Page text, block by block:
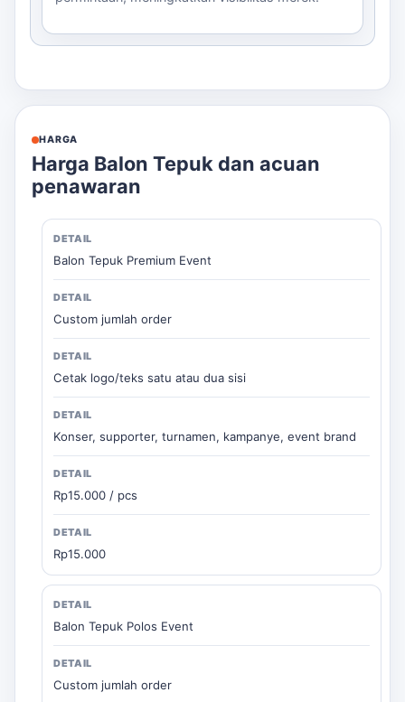
HARGA
Harga Balon Tepuk dan acuan
penawaran
Balon Tepuk Premium Event
Custom jumlah order
Cetak logo/teks satu atau dua sisi
Konser, supporter, turnamen, kampanye, event brand
Rp15.000 / pcs
Rp15.000
Balon Tepuk Polos Event
Custom jumlah order